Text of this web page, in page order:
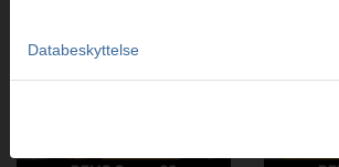
Databeskyttelse